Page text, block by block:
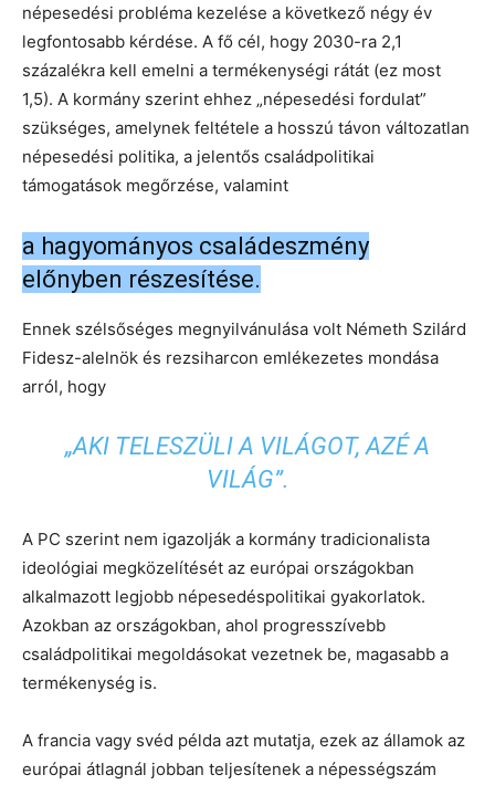
népesedési probléma kezelése a következő négy év
legfontosabb kérdése. A fő cél, hogy 2030-ra 2,1
százalékra kell emelni a termékenységi rátát (ez most
1,5). A kormány szerint ehhez „népesedési fordulat”
szükséges, amelynek feltétele a hosszú távon változatlan
népesedési politika, a jelentős családpolitikai
támogatások megőrzése, valamint
a hagyományos családeszmény
előnyben részesítése.
Ennek szélsőséges megnyilvánulása volt Németh Szilárd
Fidesz-alelnök és rezsiharcon emlékezetes mondása
arról, hogy
„AKI TELESZÜLI A VILÁGOT, AZÉ A
VILÁG”.
A PC szerint nem igazolják a kormány tradicionalista
ideológiai megközelítését az európai országokban
alkalmazott legjobb népesedéspolitikai gyakorlatok.
Azokban az országokban, ahol progresszívebb
családpolitikai megoldásokat vezetnek be, magasabb a
termékenység is.
A francia vagy svéd példa azt mutatja, ezek az államok az
európai átlagnál jobban teljesítenek a népességszám